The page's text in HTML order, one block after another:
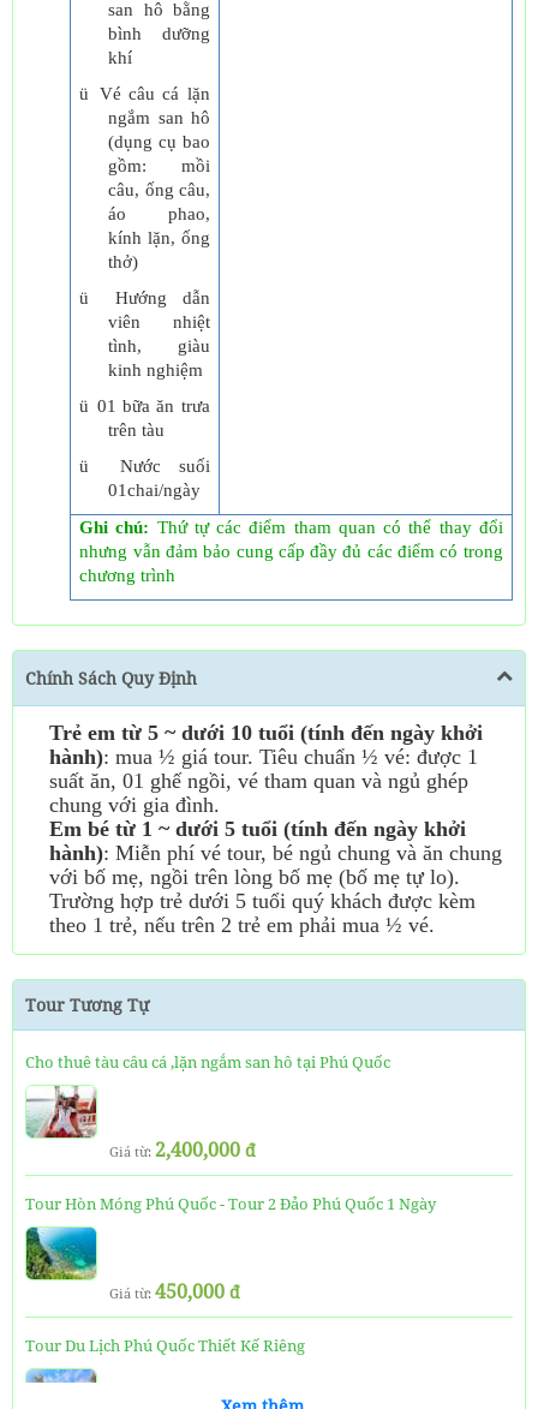
san hô bằng
bình dưỡng
khí
ü
Vé câu cá lặn
ngắm san hô
(dụng cụ bao
gồm: mồi
câu, ống câu,
áo phao,
kính lặn, ống
thở)
ü
Hướng dẫn
viên nhiệt
tình, giàu
kinh nghiệm
ü 01 bữa ăn trưa
trên tàu
ü
Nước suối
01chai/ngày
Ghi chú: Thứ tự các điểm tham quan có thể thay đổi
nhưng vẫn đảm bảo cung cấp đầy đủ các điểm có trong
chương trình
Chính Sách Quy Định
Trẻ em từ 5 ~ dưới 10 tuổi (tính đến ngày khởi
hành): mua ½ giá tour. Tiêu chuẩn ½ vé: được 1
suất ăn, 01 ghế ngồi, vé tham quan và ngủ ghép
chung với gia đình.
Em bé từ 1 ~ dưới 5 tuổi (tính đến ngày khởi
hành): Miễn phí vé tour, bé ngủ chung và ăn chung
với bố mẹ, ngồi trên lòng bố mẹ (bố mẹ tự lo).
Trường hợp trẻ dưới 5 tuổi quý khách được kèm
theo 1 trẻ, nếu trên 2 trẻ em phải mua ½ vé.
Tour Tương Tự
Cho thuê tàu câu cá ,lặn ngắm san hô tại Phú Quốc
Giá từ: 2,400,000 đ
Tour Hòn Móng Phú Quốc - Tour 2 Đảo Phú Quốc 1 Ngày
Giá từ: 450,000 đ
Tour Du Lịch Phú Quốc Thiết Kế Riêng